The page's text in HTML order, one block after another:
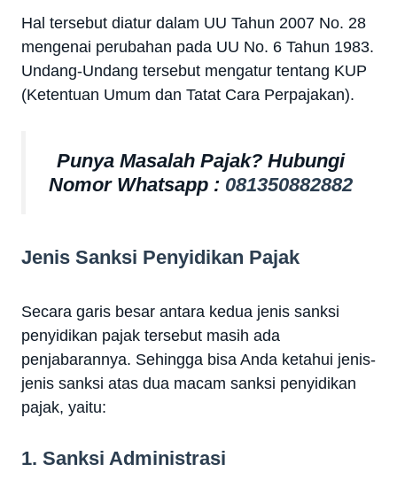
Hal tersebut diatur dalam UU Tahun 2007 No. 28
mengenai perubahan pada UU No. 6 Tahun 1983.
Undang-Undang tersebut mengatur tentang KUP
(Ketentuan Umum dan Tatat Cara Perpajakan).
Punya Masalah Pajak? Hubungi
Nomor Whatsapp : 081350882882
Jenis Sanksi Penyidikan Pajak
Secara garis besar antara kedua jenis sanksi
penyidikan pajak tersebut masih ada
penjabarannya. Sehingga bisa Anda ketahui jenis-
jenis sanksi atas dua macam sanksi penyidikan
pajak, yaitu:
1. Sanksi Administrasi